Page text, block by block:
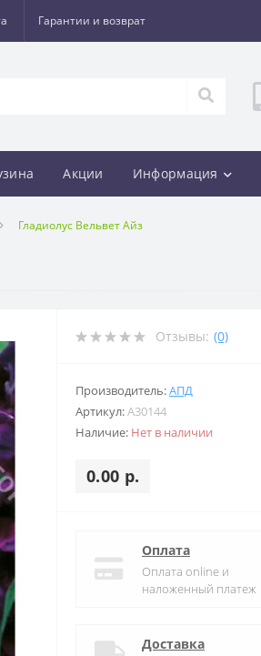
Гарантии и возврат
Акции Информация
Гладиолус Вельвет Айз
Отзывы: (0)
Производитель:АПД
Артикул:A30144
Наличие: Нет в наличии
0.00 р.
Оплата
Оплата online и
наложенный платеж
Доставка